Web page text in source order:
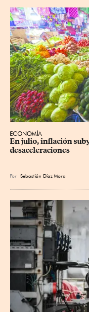
ECONOMÍA
En julio, inflación
desaceleraciones
Por Sebastián Díaz Mora